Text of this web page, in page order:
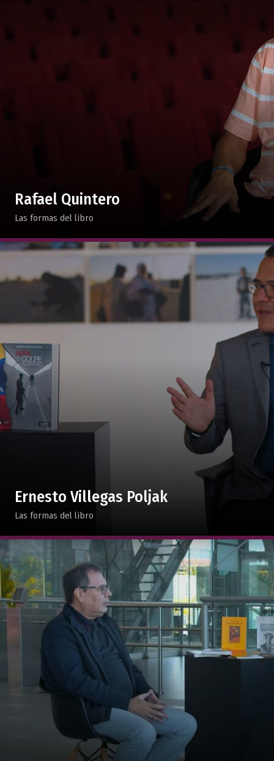
Rafael Quintero
Las formas del libro
Ernesto Villegas Poljak
Las formas del libro